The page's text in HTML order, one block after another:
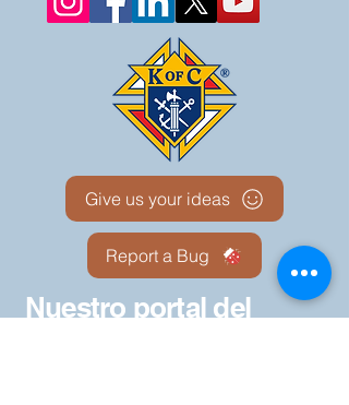
Give us your ideas
Report a Bug
Nuestro portal del